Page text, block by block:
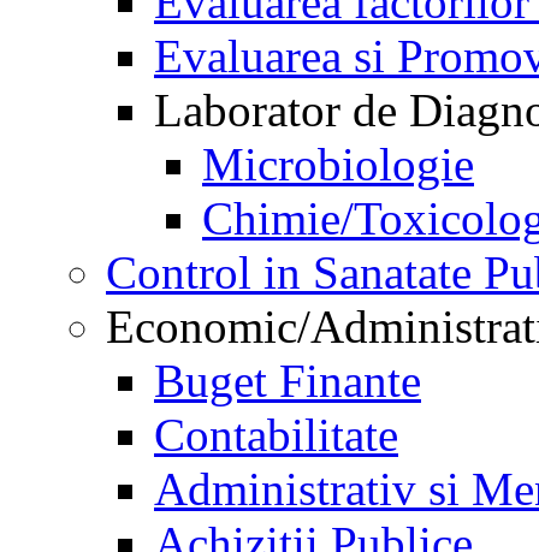
Evaluarea si
Laborator de
Microbiologie
Chimie/
Control in Sanatate
Economic/
Buget Finante
Contabilitate
Administrativ si